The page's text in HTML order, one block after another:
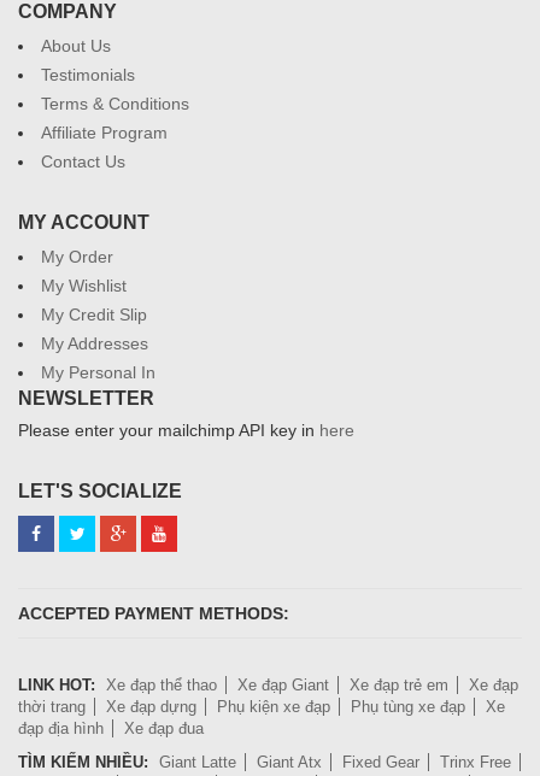
COMPANY
About Us
Testimonials
Terms & Conditions
Affiliate Program
Contact Us
MY ACCOUNT
My Order
My Wishlist
My Credit Slip
My Addresses
My Personal In
NEWSLETTER
Please enter your mailchimp API key in here
LET'S SOCIALIZE
ACCEPTED PAYMENT METHODS:
LINK HOT: Xe đạp thể thao Xe đạp Giant Xe đạp trẻ em
Xe đạp
thời trang
Xe đạp dựng Phụ kiện xe đạp Phụ tùng xe đạp
Xe
đạp địa hình
Xe đạp đua
TÌM KIẾM NHIỀU:
Giant Latte Giant Atx Fixed Gear
Trinx Free